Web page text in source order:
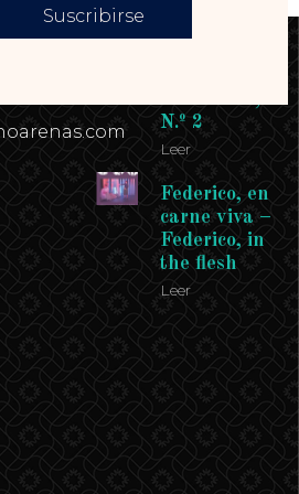
Suscribirse
Enlaces
N.º 2
Leer
Federico, en
carne viva –
Federico, in
the flesh
Leer